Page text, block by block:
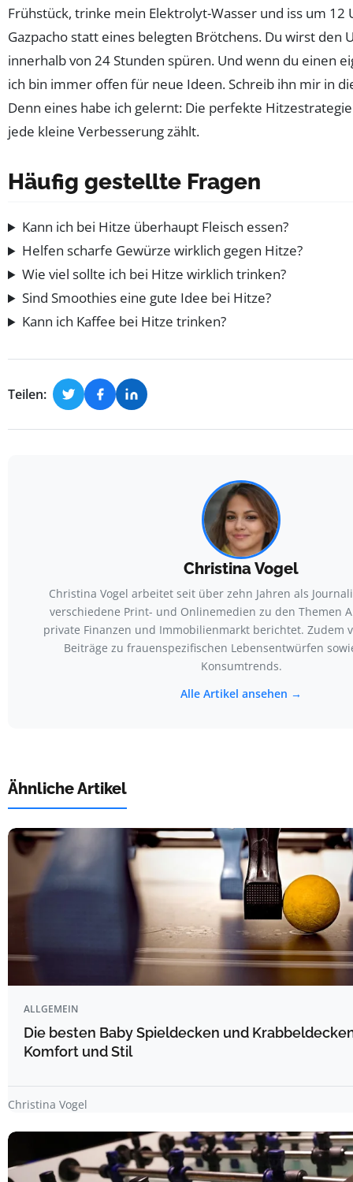
Frühstück, trinke mein Elektrolyt-Wasser und iss um 12
Gazpacho statt eines belegten Brötchens. Du wirst den
innerhalb von 24 Stunden spüren. Und wenn du einen
ich bin immer offen für neue Ideen. Schreib ihn mir in
Denn eines habe ich gelernt: Die perfekte
jede kleine Verbesserung zählt.
Häufig gestellte Fragen
Kann ich bei Hitze überhaupt Fleisch essen?
Helfen scharfe Gewürze wirklich gegen Hitze?
Wie viel sollte ich bei Hitze wirklich trinken?
Sind Smoothies eine gute Idee bei Hitze?
Kann ich Kaffee bei Hitze trinken?
Teilen:
Christina Vogel
Christina Vogel arbeitet seit über zehn Jahren als
verschiedene Print- und Onlinemedien zu den Themen
private Finanzen und Immobilienmarkt berichtet. Zudem
Beiträge zu frauenspezifischen Lebensentwürfen
Konsumtrends.
Alle Artikel ansehen →
Ähnliche Artikel
ALLGEMEIN
Die besten Baby Spieldecken und
Komfort und Stil
Christina Vogel